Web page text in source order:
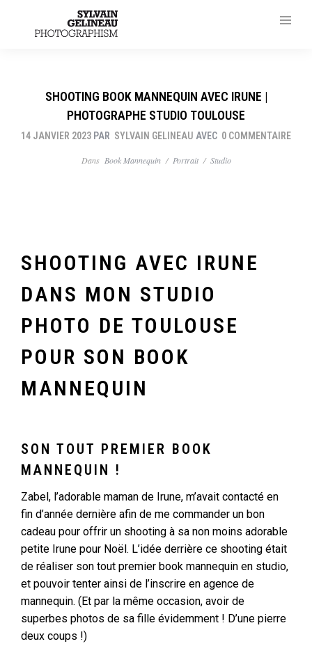
SHOOTING BOOK MANNEQUIN AVEC IRUNE |
PHOTOGRAPHE STUDIO TOULOUSE
14 JANVIER 2023 PAR SYLVAIN GELINEAU AVEC 0 COMMENTAIRE
Dans Book Mannequin/ Portrait/ Studio
SHOOTING AVEC IRUNE
DANS MON STUDIO
PHOTO DE TOULOUSE
POUR SON BOOK
MANNEQUIN
SON TOUT PREMIER BOOK
MANNEQUIN !
Zabel, l’adorable maman de Irune, m’avait contacté en
fin d’année dernière afin de me commander un bon
cadeau pour offrir un shooting à sa non moins adorable
petite Irune pour Noël. L’idée derrière ce shooting était
de réaliser son tout premier book mannequin en studio,
et pouvoir tenter ainsi de l’inscrire en agence de
mannequin. (Et par la même occasion, avoir de
superbes photos de sa fille évidemment ! D’une pierre
deux coups !)